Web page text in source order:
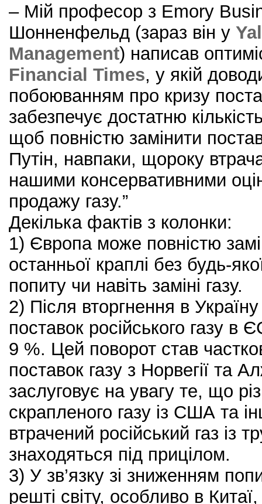
– Мій професор з Emory
Шонненфельд (зараз він у
Management) написав
Financial Times, у якій
побоюванням про кризу
забезпечує достатню
щоб повністю замінити
Путін, навпаки, щороку
нашими консервативними
продажу газу.”
Декілька фактів з колонки:
1) Європа може повністю
останньої краплі без будь-
попиту чи навіть заміні газу.
2) Після вторгнення в
поставок російського газу в
9 %. Цей поворот став
поставок газу з Норвегії та
заслуговує на увагу те, що
скрапленого газу із США та
втрачений російський газ із
знаходяться під прицілом.
3) У зв’язку зі зниженням
решті світу, особливо в